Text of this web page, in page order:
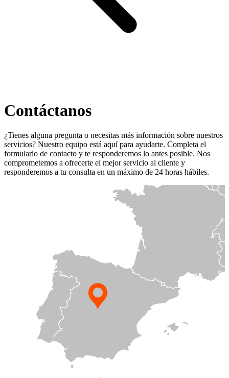
Contáctanos
¿Tienes alguna pregunta o necesitas más información sobre nuestros
servicios? Nuestro equipo está aquí para ayudarte. Completa el
formulario de contacto y te responderemos lo antes posible. Nos
comprometemos a ofrecerte el mejor servicio al cliente y
responderemos a tu consulta en un máximo de 24 horas hábiles.